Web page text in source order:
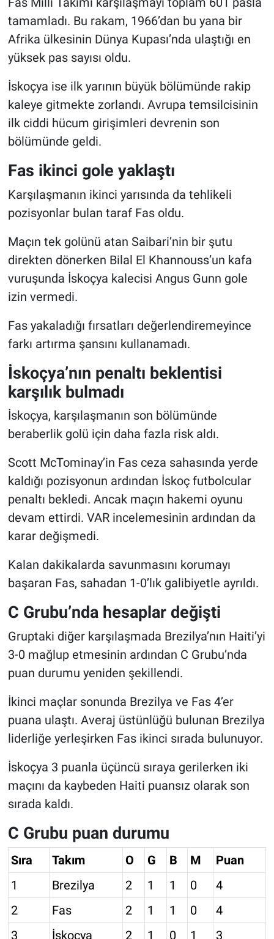
tamamladı. Bu rakam, 1966’dan bu yana bir
Afrika ülkesinin Dünya Kupası’nda ulaştığı en
yüksek pas sayısı oldu.
İskoçya ise ilk yarının büyük bölümünde rakip
kaleye gitmekte zorlandı. Avrupa temsilcisinin
ilk ciddi hücum girişimleri devrenin son
bölümünde geldi.
Fas ikinci gole yaklaştı
Karşılaşmanın ikinci yarısında da tehlikeli
pozisyonlar bulan taraf Fas oldu.
Maçın tek golünü atan Saibari’nin bir şutu
direkten dönerken Bilal El Khannouss’un kafa
vuruşunda İskoçya kalecisi Angus Gunn gole
izin vermedi.
Fas yakaladığı fırsatları değerlendiremeyince
farkı artırma şansını kullanamadı.
İskoçya’nın penaltı beklentisi
karşılık bulmadı
İskoçya, karşılaşmanın son bölümünde
beraberlik golü için daha fazla risk aldı.
Scott McTominay’in Fas ceza sahasında yerde
kaldığı pozisyonun ardından İskoç futbolcular
penaltı bekledi. Ancak maçın hakemi oyunu
devam ettirdi. VAR incelemesinin ardından da
karar değişmedi.
Kalan dakikalarda savunmasını korumayı
başaran Fas, sahadan 1-0’lık galibiyetle ayrıldı.
C Grubu’nda hesaplar değişti
Gruptaki diğer karşılaşmada Brezilya’nın Haiti’yi
3-0 mağlup etmesinin ardından C Grubu’nda
puan durumu yeniden şekillendi.
İkinci maçlar sonunda Brezilya ve Fas 4’er
puana ulaştı. Averaj üstünlüğü bulunan Brezilya
liderliğe yerleşirken Fas ikinci sırada bulunuyor.
İskoçya 3 puanla üçüncü sıraya gerilerken iki
maçını da kaybeden Haiti puansız olarak son
sırada kaldı.
C Grubu puan durumu
Sıra Takım O G B M
Puan
1
Brezilya 2 1 1 0
4
2
Fas 2 1 1 0
4
3
İskoçya 2 1 0 1
3